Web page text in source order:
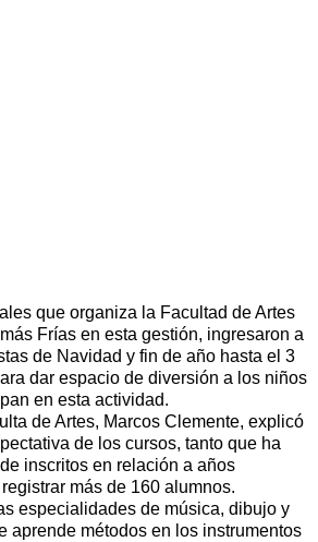
que organiza la Facultad de Artes
Frías en esta gestión, ingresaron a
de Navidad y fin de año hasta el 3
dar espacio de diversión a los niños
en esta actividad.
de Artes, Marcos Clemente, explicó
de los cursos, tanto que ha
inscritos en relación a años
más de 160 alumnos.
especialidades de música, dibujo y
aprende métodos en los instrumentos